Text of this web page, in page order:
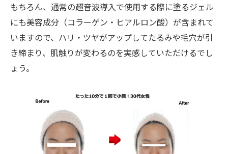
もちろん、通常の超音波導入で使用する際に塗るジェル
にも美容成分（コラーゲン・ヒアルロン酸）が含まれて
いますので、ハリ・ツヤがアップしてたるみや毛穴が引
き締まり、肌触りが変わるのを実感していただけるでし
ょう。